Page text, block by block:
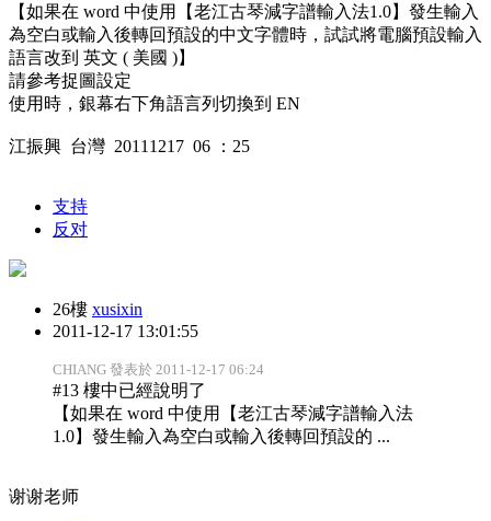
【如果在 word 中使用【老江古琴減字譜輸入法1.0】發生輸入
為空白或輸入後轉回預設的中文字體時，試試將電腦預設輸入
語言改到 英文 ( 美國 )】
請參考捉圖設定
使用時，銀幕右下角語言列切換到 EN
江振興 台灣 20111217 06 ：25
支持
反对
26樓 xusixin
2011-12-17 13:01:55
CHIANG 發表於 2011-12-17 06:24
#13 樓中已經說明了
【如果在 word 中使用【老江古琴減字譜輸入法
1.0】發生輸入為空白或輸入後轉回預設的 ...
谢谢老师